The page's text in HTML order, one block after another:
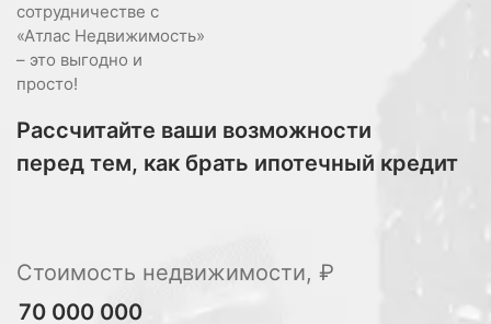
сотрудничестве с
«Атлас Недвижимость»
– это выгодно и
просто!
Рассчитайте ваши возможности
перед тем, как брать ипотечный кредит
Стоимость недвижимости, ₽